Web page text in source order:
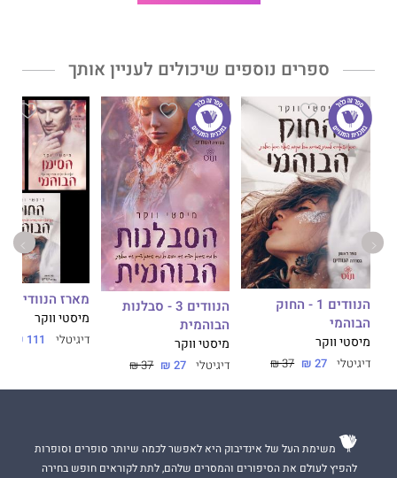
ספרים נוספים שיכולים לעניין אותך
הנוודים 1 - החוק
הבוהמי
מיסטי ווקר
דיגיטלי 27 ₪
37 ₪
הנוודים 3 - סבלנות
הבוהמית
מיסטי ווקר
דיגיטלי 27 ₪
37 ₪
מארז הנוודים
מיסטי ווקר
דיגיטלי
111 ₪
משימת העל של אינדיבוק היא לאפשר לכמה שיותר סופרים וסופרות
להפיץ לעולם את הסיפורים והמסרים שלהם, לתת לקוראים חופש בחירה